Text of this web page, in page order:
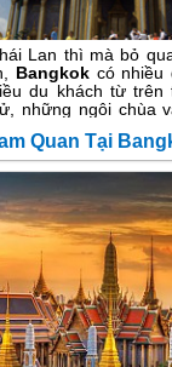
Lan thì mà bỏ
Bangkok có nhiều
du khách từ
những ngôi chùa
thăm hết các nơi
rất nhiều điều kỳ
Quan Tại